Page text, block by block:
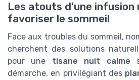
Les atouts d’une
favoriser le sommeil
Face aux troubles du sommeil,
cherchent des solutions
pour une tisane nuit calme
démarche, en privilégiant des